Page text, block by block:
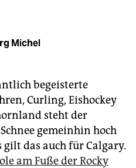
Michel
begeisterte
Curling, Eishockey
steht der
gemeinhin hoch
gilt das auch für Calgary.
am Fuße der Rocky